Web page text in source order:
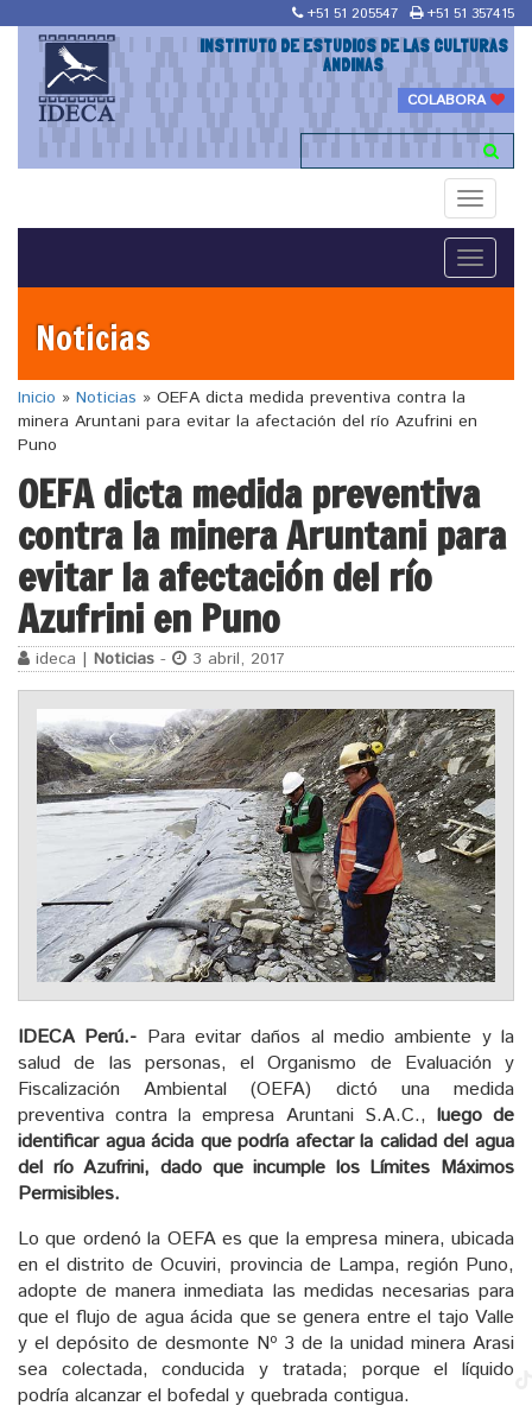
+51 51 205547 +51 51 357415
INSTITUTO DE ESTUDIOS DE LAS CULTURAS
ANDINAS
COLABORA
Toggle
Toggle
Noticias
Inicio » Noticias » OEFA dicta medida preventiva contra la
minera Aruntani para evitar la afectación del río Azufrini en
Puno
OEFA dicta medida preventiva
contra la minera Aruntani para
evitar la afectación del río
Azufrini en Puno
ideca | Noticias - 3 abril, 2017
IDECA Perú.- Para evitar daños al medio ambiente y la
salud de las personas, el Organismo de Evaluación y
Fiscalización Ambiental (OEFA) dictó una medida
preventiva contra la empresa Aruntani S.A.C., luego de
identificar agua ácida que podría afectar la calidad del agua
del río Azufrini, dado que incumple los Límites Máximos
Permisibles.
Lo que ordenó la OEFA es que la empresa minera, ubicada
en el distrito de Ocuviri, provincia de Lampa, región Puno,
adopte de manera inmediata las medidas necesarias para
que el flujo de agua ácida que se genera entre el tajo Valle
y el depósito de desmonte Nº 3 de la unidad minera Arasi
sea colectada, conducida y tratada; porque el líquido
podría alcanzar el bofedal y quebrada contigua.